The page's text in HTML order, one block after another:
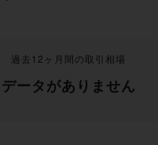
過去12ヶ月間の取引相場
データがありません